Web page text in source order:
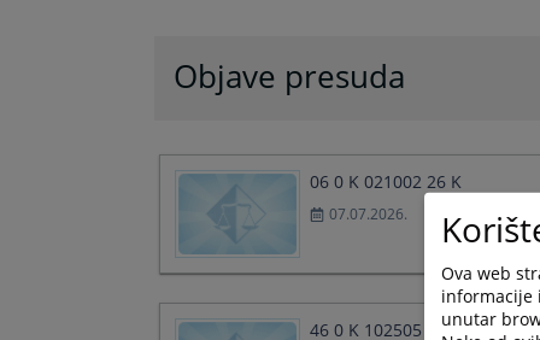
Objave presuda
06 0 K 021002 26 K
07.07.2026.
46 0 K 102505 26 Kžk
Ova web
informacije
unutar